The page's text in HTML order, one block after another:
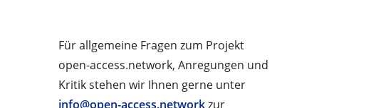
Für allgemeine Fragen zum Projekt
open-access.network, Anregungen und
Kritik stehen wir Ihnen gerne unter
info@open-access.networkzur